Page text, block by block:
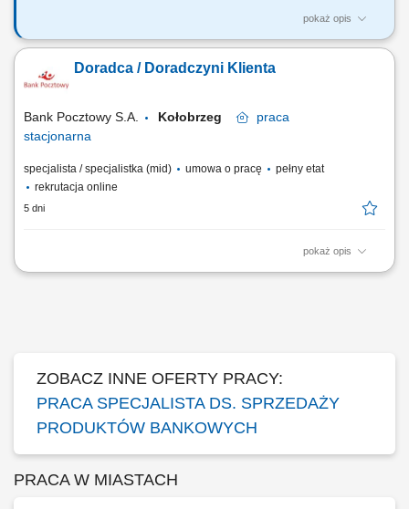
pokaż opis
Jakie będą Twoje zadania: Pozyskiwanie nowych klientów w tym przez
długofalowych relacji opartych na zaufaniu. Identyfikacja potrzeb oraz
oczekiwań klientów i dopasowywanie produktów i usług finansowych.
Doradca / Doradczyni Klienta
Bank Pocztowy S.A. Kołobrzeg
praca
stacjonarna
specjalista / specjalistka (mid) umowa o pracę
pełny etat
rekrutacja online
5 dni
pokaż opis
Twój zakres obowiązków diagnozowanie potrzeb i oczekiwań Klientów,
ZOBACZ INNE OFERTY PRACY:
PRACA SPECJALISTA DS. SPRZEDAŻY
PRODUKTÓW BANKOWYCH
PRACA W MIASTACH